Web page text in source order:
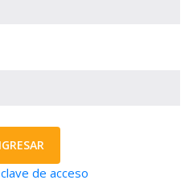
de acceso